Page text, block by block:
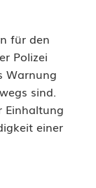
für den
Polizei
Warnung
sind.
Einhaltung
einer